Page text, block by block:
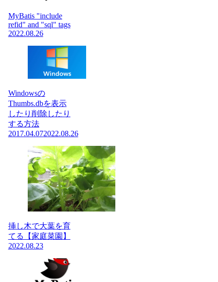
MyBatis "include
refid" and "sql" tags
2022.08.26
Windowsの
Thumbs.dbを表示
したり削除したり
する方法
2017.04.072022.08.26
挿し木で大葉を育
てる【家庭菜園】
2022.08.23